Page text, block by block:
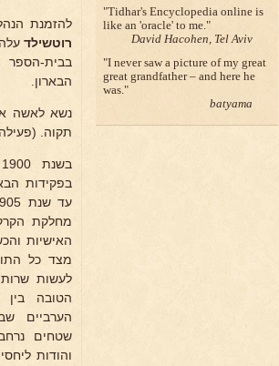
להזמנת
רוטשילד
בבית-
הבארון.
נשא לאשה
תקוה. (פעילה
בפקידות
מחלקת
האישיות
מצד כל
לעשות
הטובה בין
הערביים
שטחים
והודות
Tidhar's Encyclopedia online is
like an 'oracle' to me.
David Hacohen, Tel Aviv
I never saw a picture of my great
great grandfather – and here he
was.
batyama